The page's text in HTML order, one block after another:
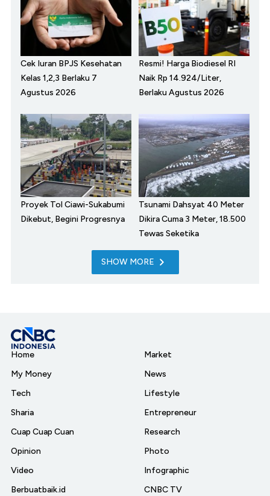
Cek Iuran BPJS Kesehatan
Kelas 1,2,3 Berlaku 7
Agustus 2026
Resmi! Harga Biodiesel RI
Naik Rp 14.924/Liter,
Berlaku Agustus 2026
Proyek Tol Ciawi-Sukabumi
Dikebut, Begini Progresnya
Tsunami Dahsyat 40 Meter
Dikira Cuma 3 Meter, 18.500
Tewas Seketika
SHOW MORE
Home
My Money
Tech
Sharia
Cuap Cuap Cuan
Opinion
Video
Berbuatbaik.id
Market
News
Lifestyle
Entrepreneur
Research
Photo
Infographic
CNBC TV